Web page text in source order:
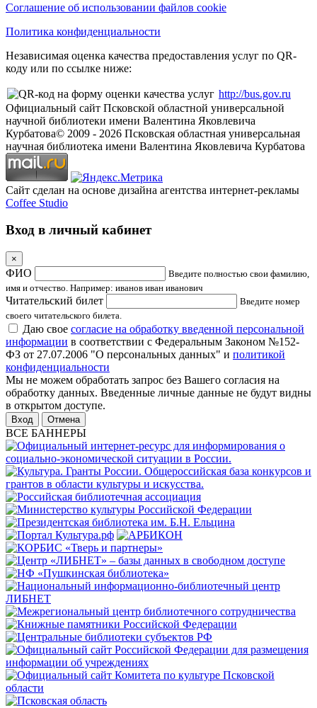
Соглашение об использовании файлов cookie
Политика конфиденциальности
Независимая оценка качества предоставления услуг по QR-
коду или по ссылке ниже:
http://bus.gov.ru
Официальный сайт Псковской областной универсальной
научной библиотеки имени Валентина Яковлевича
Курбатова© 2009 - 2026 Псковская областная универсальная
научная библиотека имени Валентина Яковлевича Курбатова
Сайт сделан на основе дизайна агентства интернет-рекламы
Coffee Studio
Вход в личный кабинет
×
ФИО
Введите полностью свои фамилию,
имя и отчество. Например: иванов иван иванович
Читательский билет
Введите номер
своего читательского билета.
Даю свое согласие на обработку введенной персональной
информации в соответствии с Федеральным Законом №152-
ФЗ от 27.07.2006 "О персональных данных" и политикой
конфиденциальности
Мы не можем обработать запрос без Вашего согласия на
обработку данных. Введенные личные данные не будут видны
в открытом доступе.
Отмена
ВСЕ БАННЕРЫ